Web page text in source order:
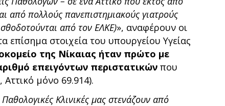
από πολλούς πανεπιστημιακούς γιατρούς
από τον ΕΛΚΕ)», αναφέρουν οι
επίσημα στοιχεία του υπουργείου Υγείας
της Νίκαιας ήταν πρώτο με
επειγόντων περιστατικών που
μόνο 69.914).
Κλινικές μας στενάζουν από